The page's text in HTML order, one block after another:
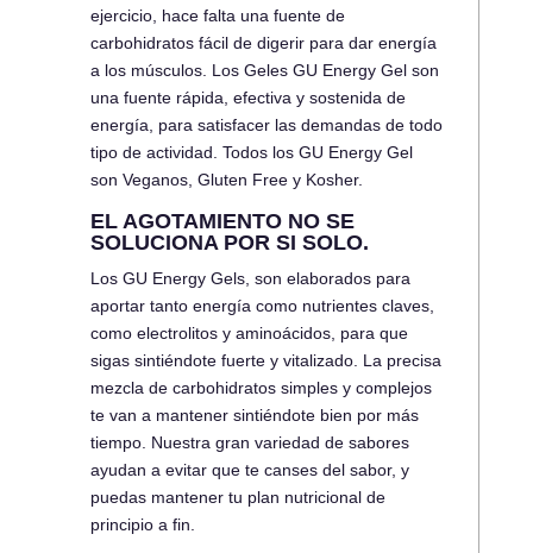
ejercicio, hace falta una fuente de
carbohidratos fácil de digerir para dar energía
a los músculos. Los Geles GU Energy Gel son
una fuente rápida, efectiva y sostenida de
energía, para satisfacer las demandas de todo
tipo de actividad. Todos los GU Energy Gel
son Veganos, Gluten Free y Kosher.
EL AGOTAMIENTO NO SE
SOLUCIONA POR SI SOLO.
Los GU Energy Gels, son elaborados para
aportar tanto energía como nutrientes claves,
como electrolitos y aminoácidos, para que
sigas sintiéndote fuerte y vitalizado. La precisa
mezcla de carbohidratos simples y complejos
te van a mantener sintiéndote bien por más
tiempo. Nuestra gran variedad de sabores
ayudan a evitar que te canses del sabor, y
puedas mantener tu plan nutricional de
principio a fin.